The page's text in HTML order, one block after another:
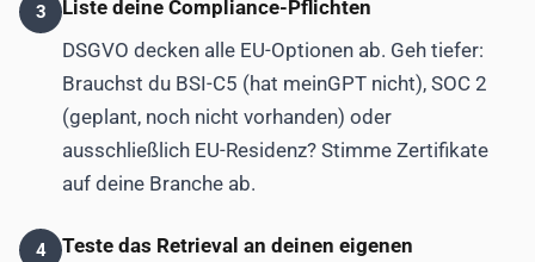
3
Liste deine Compliance-Pflichten
DSGVO decken alle EU-Optionen ab. Geh tiefer:
Brauchst du BSI-C5 (hat meinGPT nicht), SOC 2
(geplant, noch nicht vorhanden) oder
ausschließlich EU-Residenz? Stimme Zertifikate
auf deine Branche ab.
4
Teste das Retrieval an deinen eigenen